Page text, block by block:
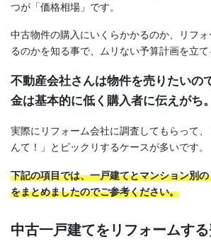
つが「価格相場」です。
中古物件の購入にいくらかかるのか、リフ
るのかを知る事で、ムリない予算計画を立て
不動産会社さんは物件を売りたいの
金は基本的に低く購入者に伝えがち。
実際にリフォーム会社に調査してもらって
んて！」とビックリするケースが多いです。
下記の項目では、一戸建てとマンション別
をまとめましたのでご参考ください。
中古一戸建てをリフォームす